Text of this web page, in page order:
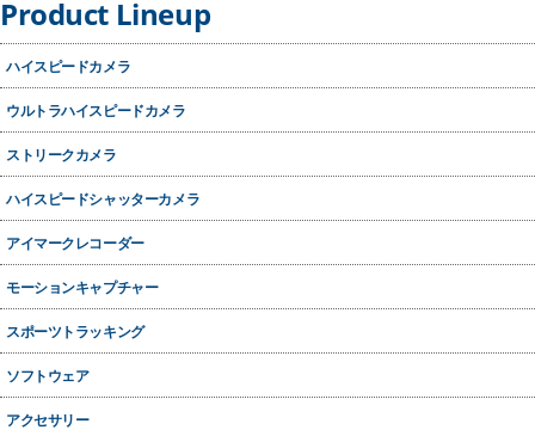
Product Lineup
ハイスピードカメラ
ウルトラハイスピードカメラ
ストリークカメラ
ハイスピードシャッターカメラ
アイマークレコーダー
モーションキャプチャー
スポーツトラッキング
ソフトウェア
アクセサリー